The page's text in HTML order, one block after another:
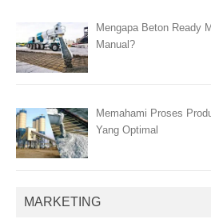
Mengapa Beton Ready
Manual?
Memahami Proses
Yang Optimal
MARKETING